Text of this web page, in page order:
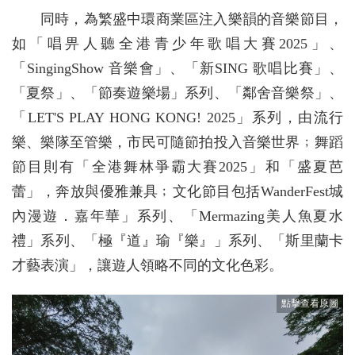
同時，為繁盛中環商業區注入樂韻的音樂節目，
如「唱畀人聽全港青少年歌唱大賽2025」、
「SingingShow 音樂會」、「新SING 歌唱比賽」、
「夏祭」、「節奏遊樂場」系列、「鄰舍音樂祭」、
「LET'S PLAY HONG KONG! 2025」系列，由流行
樂、樂隊至管樂，市民可隨節拍投入音樂世界﹔舞蹈
節目則有「全港舞林爭霸大賽2025」和「盛夏芭
蕾」，奔放與優雅兼具﹔文化節目包括WanderFest城
內漫遊．嘉年華」系列、「Mermazing美人魚夏水
禮」系列、「極『道』瑜『樂』」系列、「斯里蘭卡
才藝表演」，讓遊人領略不同的文化色彩。